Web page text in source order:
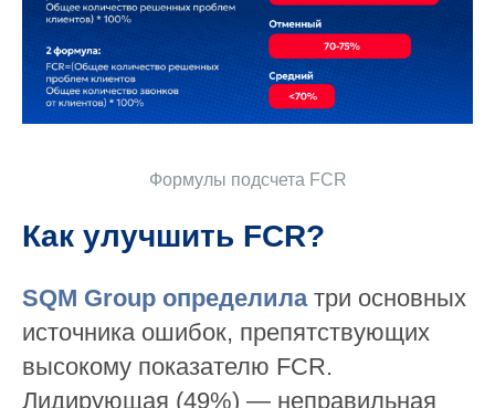
Формулы подсчета FCR
Как улучшить FCR?
SQM Group определилатри основных
источника ошибок, препятствующих
высокому показателю FCR.
Лидирующая (49%) — неправильная